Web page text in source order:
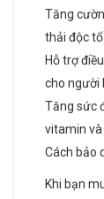
Tăng
thải độc tố
Hỗ trợ
cho người
Tăng sức
vitamin và
Cách bảo
Khi bạn